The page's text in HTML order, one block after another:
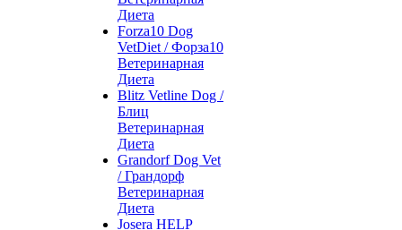
Диета
Forza10 Dog
VetDiet / Форза10
Ветеринарная
Диета
Blitz Vetline Dog /
Блиц
Ветеринарная
Диета
Grandorf Dog Vet
/ Грандорф
Ветеринарная
Диета
Josera HELP